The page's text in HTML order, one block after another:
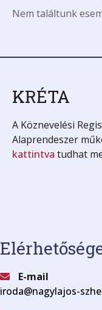
Nem találtunk
KRÉTA
A Köznevelési
Alaprendeszer
kattintva tudhat
E-mail
iroda@nagylajos-